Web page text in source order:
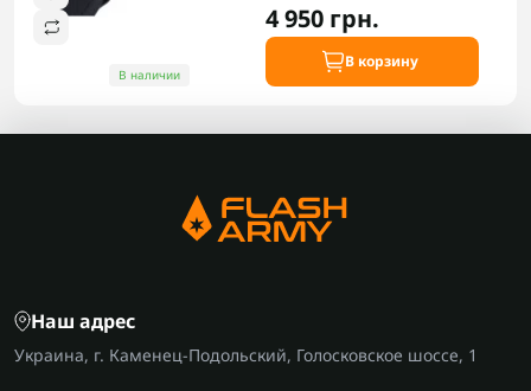
В наличии
4 950 грн.
В корзину
Наш адрес
Украина, г. Каменец-Подольский, Голосковское шоссе, 1